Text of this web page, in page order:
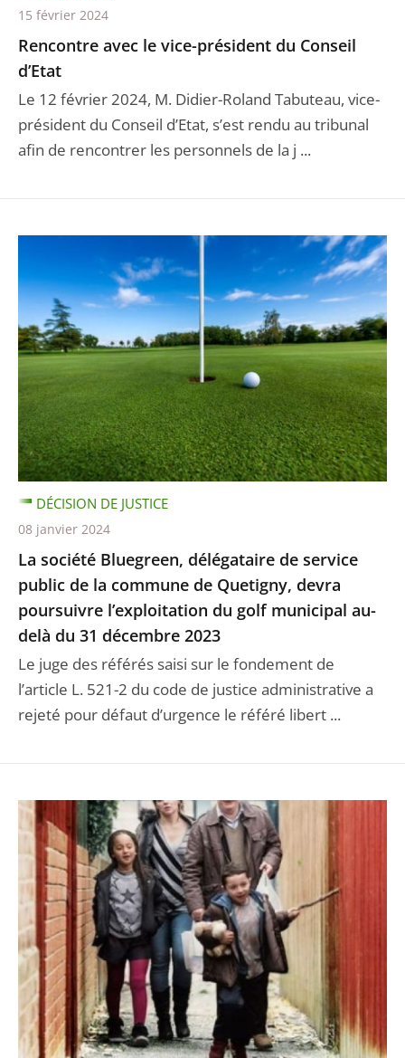
Rencontre avec le vice-président du Conseil
d’Etat
Le 12 février 2024, M. Didier-Roland Tabuteau, vice-
président du Conseil d’Etat, s’est rendu au tribunal
afin de rencontrer les personnels de la j ...
15 février 2024
La société Bluegreen, délégataire de service
public de la commune de Quetigny, devra
poursuivre l’exploitation du golf municipal au-
delà du 31 décembre 2023
Le juge des référés saisi sur le fondement de
l’article L. 521-2 du code de justice administrative a
rejeté pour défaut d’urgence le référé libert ...
DÉCISION DE JUSTICE
08 janvier 2024